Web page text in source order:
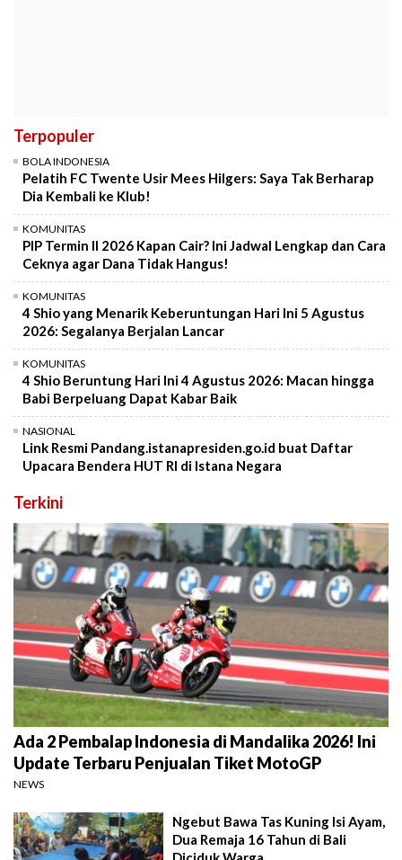
Terpopuler
BOLA INDONESIA
Pelatih FC Twente Usir Mees Hilgers: Saya Tak Berharap
Dia Kembali ke Klub!
KOMUNITAS
PIP Termin II 2026 Kapan Cair? Ini Jadwal Lengkap dan Cara
Ceknya agar Dana Tidak Hangus!
KOMUNITAS
4 Shio yang Menarik Keberuntungan Hari Ini 5 Agustus
2026: Segalanya Berjalan Lancar
KOMUNITAS
4 Shio Beruntung Hari Ini 4 Agustus 2026: Macan hingga
Babi Berpeluang Dapat Kabar Baik
NASIONAL
Link Resmi Pandang.istanapresiden.go.id buat Daftar
Upacara Bendera HUT RI di Istana Negara
Terkini
Ada 2 Pembalap Indonesia di Mandalika 2026! Ini
Update Terbaru Penjualan Tiket MotoGP
NEWS
Ngebut Bawa Tas Kuning Isi Ayam,
Dua Remaja 16 Tahun di Bali